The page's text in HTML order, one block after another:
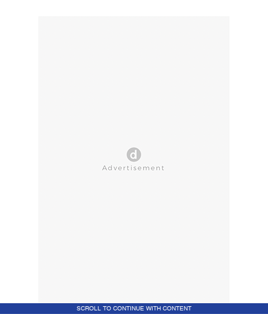
SCROLL TO CONTINUE WITH CONTENT